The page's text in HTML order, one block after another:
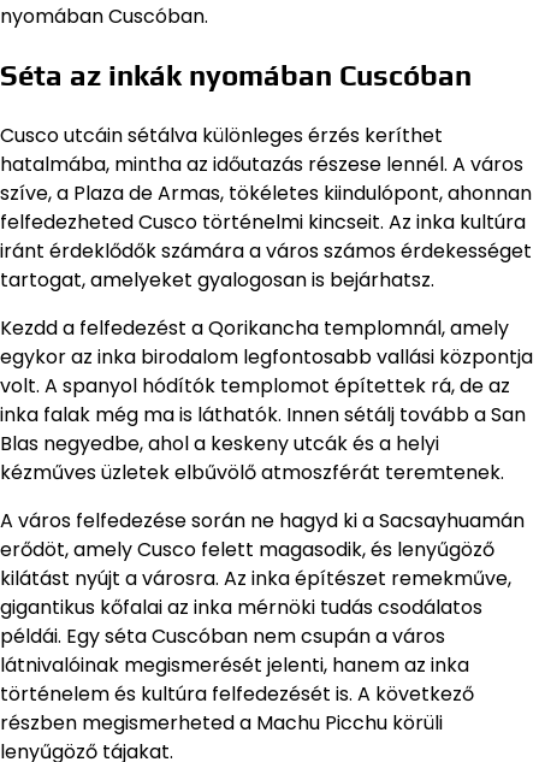
nyomában Cuscóban.
Séta az inkák nyomában Cuscóban
Cusco utcáin sétálva különleges érzés keríthet
hatalmába, mintha az időutazás részese lennél. A város
szíve, a Plaza de Armas, tökéletes kiindulópont, ahonnan
felfedezheted Cusco történelmi kincseit. Az inka kultúra
iránt érdeklődők számára a város számos érdekességet
tartogat, amelyeket gyalogosan is bejárhatsz.
Kezdd a felfedezést a Qorikancha templomnál, amely
egykor az inka birodalom legfontosabb vallási központja
volt. A spanyol hódítók templomot építettek rá, de az
inka falak még ma is láthatók. Innen sétálj tovább a San
Blas negyedbe, ahol a keskeny utcák és a helyi
kézműves üzletek elbűvölő atmoszférát teremtenek.
A város felfedezése során ne hagyd ki a Sacsayhuamán
erődöt, amely Cusco felett magasodik, és lenyűgöző
kilátást nyújt a városra. Az inka építészet remekműve,
gigantikus kőfalai az inka mérnöki tudás csodálatos
példái. Egy séta Cuscóban nem csupán a város
látnivalóinak megismerését jelenti, hanem az inka
történelem és kultúra felfedezését is. A következő
részben megismerheted a Machu Picchu körüli
lenyűgöző tájakat.